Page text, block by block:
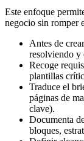
Este enfoque
negocio sin romper
Antes de
resolviendo y
Recoge
plantillas
Traduce el
páginas de
clave).
Documenta
bloques,